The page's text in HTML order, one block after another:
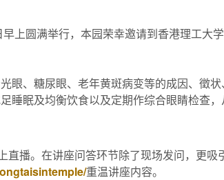
早上圆满举行，本园荣幸邀请到香港理工大
眼、糖尿眼、老年黄斑病变等的成因、徵
睡眠及均衡饮食以及定期作综合眼睛检查
播。在讲座问答环节除了现场发问，更
重温讲座内容。